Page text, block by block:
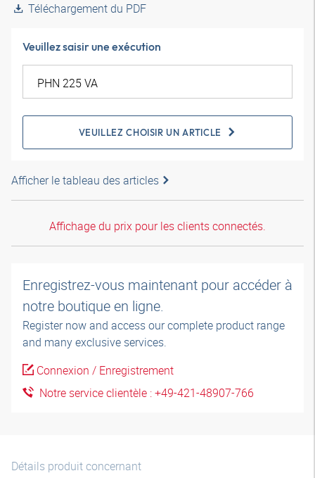
Téléchargement du PDF
Veuillez saisir une exécution
VEUILLEZ CHOISIR UN ARTICLE
Afficher le tableau des articles
Affichage du prix pour les clients connectés.
Enregistrez-vous maintenant pour accéder à
notre boutique en ligne.
Register now and access our complete product range
and many exclusive services.
Connexion / Enregistrement
Notre service clientèle : +49-421-48907-766
Détails produit concernant